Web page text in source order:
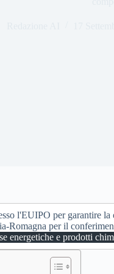
l'EUIPO per garantire la
Romagna per il
energetiche e prodotti